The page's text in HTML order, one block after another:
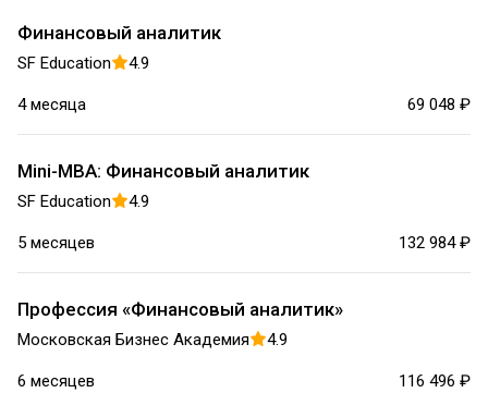
Финансовый аналитик
SF Education 4.9
4 месяца 69 048 ₽
Mini-MBA: Финансовый аналитик
SF Education 4.9
5 месяцев 132 984 ₽
Профессия «Финансовый аналитик»
Московская Бизнес Академия 4.9
6 месяцев 116 496 ₽